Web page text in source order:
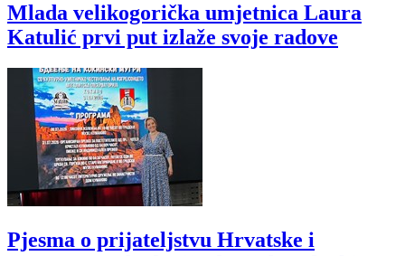
Mlada velikogorička umjetnica Laura
Katulić prvi put izlaže svoje radove
Pjesma o prijateljstvu Hrvatske i